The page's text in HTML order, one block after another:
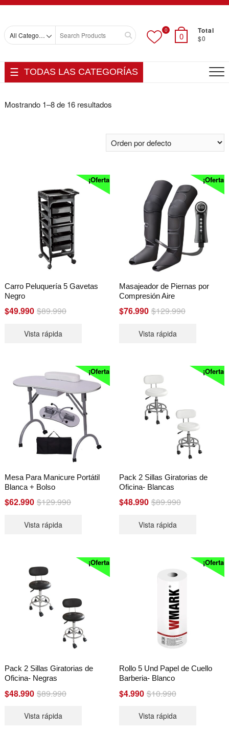
Skip
content
Search
0
0
Total
$0
TODAS LAS CATEGORÍAS
Mostrando 1–8 de 16 resultados
¡Oferta!
Carro Peluquería 5 Gavetas
Negro
$89.990Original
$49.990
Current
Vista rápida
¡Oferta!
Masajeador de Piernas por
Compresión Aire
$129.990Original
$76.990
Current
Vista rápida
¡Oferta!
Mesa Para Manicure Portátil
Blanca + Bolso
$129.990Original
$62.990
Current
Vista rápida
¡Oferta!
Pack 2 Sillas Giratorias de
Oficina- Blancas
$89.990Original
$48.990
Current
Vista rápida
¡Oferta!
Pack 2 Sillas Giratorias de
Oficina- Negras
$89.990Original
$48.990
Current
Vista rápida
¡Oferta!
Rollo 5 Und Papel de Cuello
Barberia- Blanco
$10.990Original
was:
$4.990
Current
is:
Vista rápida